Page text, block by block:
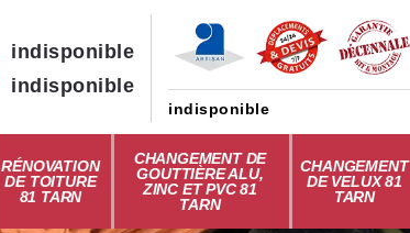
indisponible
indisponible
indisponible
RÉNOVATION
DE TOITURE
81 TARN
CHANGEMENT DE
GOUTTIÈRE ALU,
ZINC ET PVC 81
TARN
CHANGEMENT
DE VELUX 81
TARN